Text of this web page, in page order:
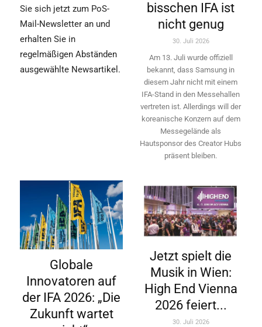
Sie sich jetzt zum PoS-
Mail-Newsletter an und
erhalten Sie in
regelmäßigen Abständen
ausgewählte Newsartikel.
bisschen IFA ist
nicht genug
30. Juli 2026
Am 13. Juli wurde offiziell
bekannt, dass Samsung in
diesem Jahr nicht mit einem
IFA-Stand in den Messehallen
vertreten ist. Allerdings will ­der
koreanische Konzern auf dem
Messegelände als
Hautsponsor des Creator Hubs
präsent bleiben.
Globale
Innovatoren auf
der IFA 2026: „Die
Zukunft wartet
Jetzt spielt die
Musik in Wien:
High End Vienna
2026 feiert...
30. Juli 2026